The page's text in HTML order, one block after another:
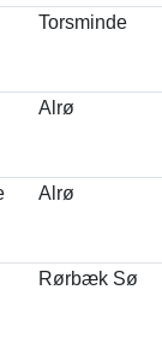
Torsminde
Alrø
Alrø
Rørbæk Sø